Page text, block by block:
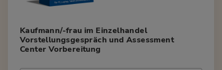
Kaufmann/-frau im Einzelhandel
Vorstellungsgespräch und Assessment
Center Vorbereitung